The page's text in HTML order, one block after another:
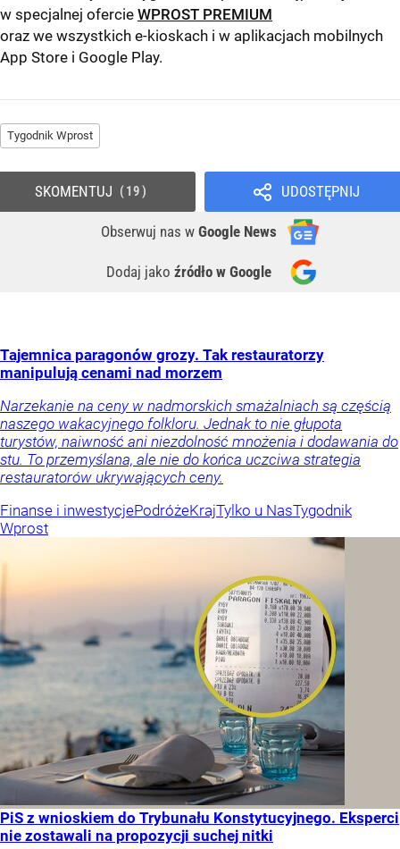
w specjalnej ofercie WPROST PREMIUM
oraz we wszystkich e-kioskach i w aplikacjach mobilnych
App Store i Google Play.
Tygodnik Wprost
UDOSTĘPNIJ
Obserwuj nas w Google News
Dodaj jako źródło w Google
SKOMENTUJ 19
Tajemnica paragonów grozy. Tak restauratorzy
manipulują cenami nad morzem
Narzekanie na ceny w nadmorskich smażalniach są częścią
naszego wakacyjnego folkloru. Jednak to nie głupota
turystów, naiwność ani niezdolność mnożenia i dodawania do
stu. To przemyślana, ale nie do końca uczciwa strategia
restauratorów ukrywających ceny.
Finanse i inwestycjePodróżeKrajTylko u NasTygodnik
Wprost
PiS z wnioskiem do Trybunału Konstytucyjnego. Eksperci
nie zostawali na propozycji suchej nitki